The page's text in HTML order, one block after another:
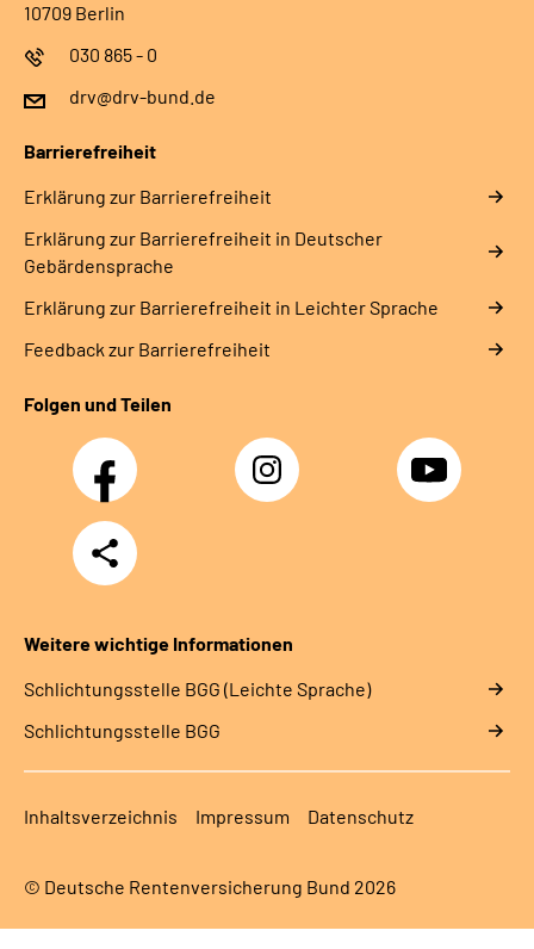
10709 Berlin
030 865 - 0
drv@drv-bund.de
Barrierefreiheit
Erklärung zur Barrierefreiheit
Erklärung zur Barrierefreiheit in Deutscher
Gebärdensprache
Erklärung zur Barrierefreiheit in Leichter Sprache
Feedback zur Barrierefreiheit
Folgen und Teilen
Facebook Instagram YouTube
Teilen
Weitere wichtige Informationen
Schlich­tungs­stel­le BGG (Leichte Sprache)
Schlich­tungs­stel­le BGG
Inhaltsverzeichnis Impressum Datenschutz
© Deutsche Rentenversicherung Bund 2026